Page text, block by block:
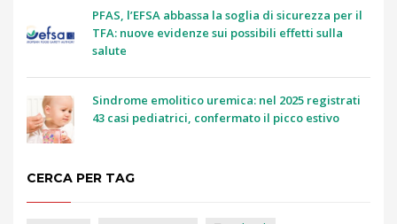
PFAS, l’EFSA abbassa la soglia di sicurezza per il
TFA: nuove evidenze sui possibili effetti sulla
salute
Sindrome emolitico uremica: nel 2025 registrati
43 casi pediatrici, confermato il picco estivo
CERCA PER TAG